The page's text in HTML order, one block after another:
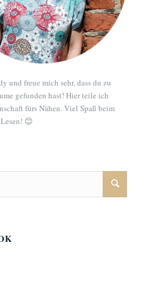
und freue mich sehr, dass du zu
gefunden hast! Hier teile ich
fürs Nähen. Viel Spaß beim
😊